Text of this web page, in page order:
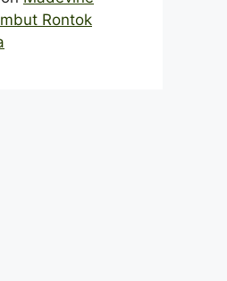
Rontok